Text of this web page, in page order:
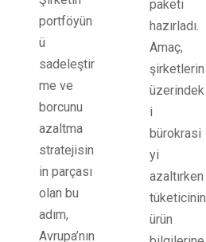
portföyün
ü
sadeleştir
me ve
borcunu
azaltma
stratejisin
in parçası
olan bu
adım,
Avrupa’nın
paketi
hazırladı.
Amaç,
şirketlerin
üzerindek
i
bürokrasi
yi
azaltırken
tüketicinin
ürün